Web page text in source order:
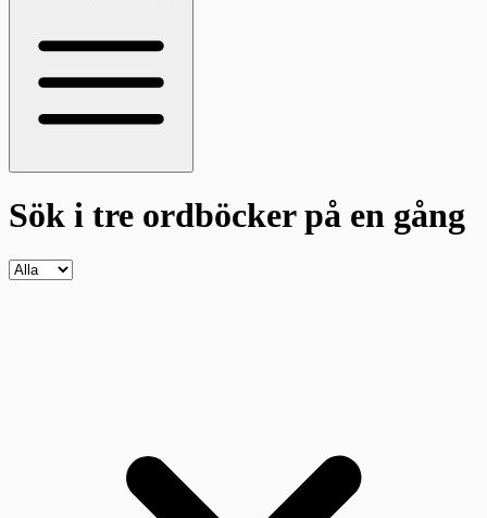
Sök i tre ordböckerpå en gång